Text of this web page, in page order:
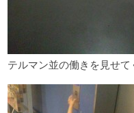
テルマン並の働きを見せて